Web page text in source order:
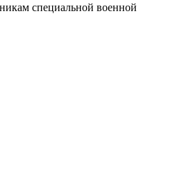
специальной военной